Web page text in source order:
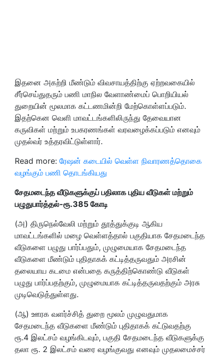
இதனை அகற்றி மீண்டும் விவசாயத்திற்கு ஏற்றவகையில்
சீர்செய்துதரும் பணி மாநில வேளாண்மைப் பொறியியல்
துறையின் மூலமாக கட்டணமின்றி மேற்கொள்ளப்படும்.
இதற்கென வெளி மாவட்டங்களிலிருந்து தேவையான
கருவிகள் மற்றும் உபகரணங்கள் வரவழைக்கப்படும் எனவும்
முதல்வர் உத்தரவிட்டுள்ளார்.
Read more: ரேஷன் கடையில் வெள்ள நிவாரணத்தொகை
வழங்கும் பணி தொடங்கியது
சேதமடைந்த வீடுகளுக்குப் பதிலாக புதிய வீடுகள் மற்றும்
பழுதுபார்த்தல்-ரூ.385 கோடி
(அ) திருநெல்வேலி மற்றும் தூத்துக்குடி ஆகிய
மாவட்டங்களில் மழை வெள்ளத்தால் பகுதியாக சேதமடைந்த
வீடுகளை பழுது பார்ப்பதும், முழுமையாக சேதமடைந்த
வீடுகளை மீண்டும் புதிதாகக் கட்டித்தருவதும் அரசின்
தலையாய கடமை என்பதை கருத்திற்கொண்டு வீடுகள்
பழுது பார்ப்பதற்கும், முழுமையாக கட்டித்தருவதற்கும் அரசு
முடிவெடுத்துள்ளது.
(ஆ) ஊரக வளர்ச்சித் துறை மூலம் முழுவதுமாக
சேதமடைந்த வீடுகளை மீண்டும் புதிதாகக் கட்டுவதற்கு
ரூ.4 இலட்சம் வழங்கிடவும், பகுதி சேதமடைந்த வீடுகளுக்கு
தலா ரூ. 2 இலட்சம் வரை வழங்குவது எனவும் முதலமைச்சர்